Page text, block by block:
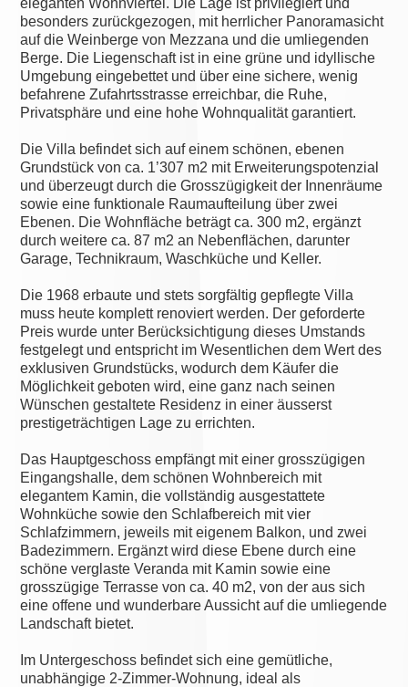
besonders zurückgezogen, mit herrlicher Panoramasicht
auf die Weinberge von Mezzana und die umliegenden
Berge. Die Liegenschaft ist in eine grüne und idyllische
Umgebung eingebettet und über eine sichere, wenig
befahrene Zufahrtsstrasse erreichbar, die Ruhe,
Privatsphäre und eine hohe Wohnqualität garantiert.
Die Villa befindet sich auf einem schönen, ebenen
Grundstück von ca. 1’307 m2 mit Erweiterungspotenzial
und überzeugt durch die Grosszügigkeit der Innenräume
sowie eine funktionale Raumaufteilung über zwei
Ebenen. Die Wohnfläche beträgt ca. 300 m2, ergänzt
durch weitere ca. 87 m2 an Nebenflächen, darunter
Garage, Technikraum, Waschküche und Keller.
Die 1968 erbaute und stets sorgfältig gepflegte Villa
muss heute komplett renoviert werden. Der geforderte
Preis wurde unter Berücksichtigung dieses Umstands
festgelegt und entspricht im Wesentlichen dem Wert des
exklusiven Grundstücks, wodurch dem Käufer die
Möglichkeit geboten wird, eine ganz nach seinen
Wünschen gestaltete Residenz in einer äusserst
prestigeträchtigen Lage zu errichten.
Das Hauptgeschoss empfängt mit einer grosszügigen
Eingangshalle, dem schönen Wohnbereich mit
elegantem Kamin, die vollständig ausgestattete
Wohnküche sowie den Schlafbereich mit vier
Schlafzimmern, jeweils mit eigenem Balkon, und zwei
Badezimmern. Ergänzt wird diese Ebene durch eine
schöne verglaste Veranda mit Kamin sowie eine
grosszügige Terrasse von ca. 40 m2, von der aus sich
eine offene und wunderbare Aussicht auf die umliegende
Landschaft bietet.
Im Untergeschoss befindet sich eine gemütliche,
unabhängige 2-Zimmer-Wohnung, ideal als